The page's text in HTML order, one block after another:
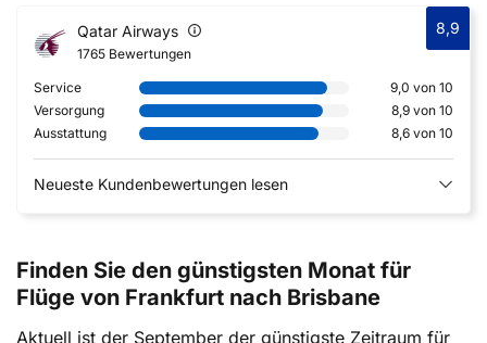
Qatar Airways
1765 Bewertungen
8,9
Service
9,0 von 10
Versorgung
8,9 von 10
Ausstattung
8,6 von 10
Neueste Kundenbewertungen lesen
Finden Sie den günstigsten Monat für
Flüge von Frankfurt nach Brisbane
Aktuell ist der September der günstigste Zeitraum für